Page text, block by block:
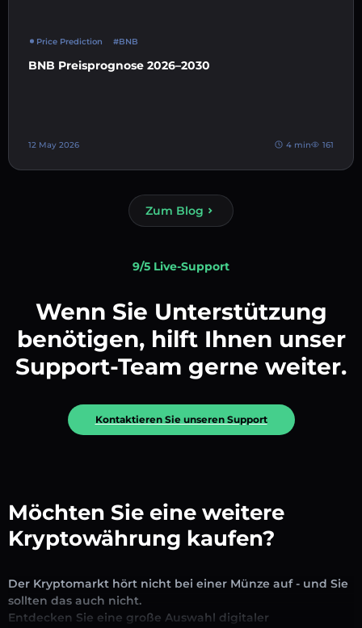
Price Prediction #BNB
BNB Preisprognose 2026–2030
12 May 2026 4 min 161
Zum Blog
9/5 Live-Support
Wenn Sie Unterstützung
benötigen, hilft Ihnen unser
Support-Team gerne weiter.
Kontaktieren Sie unseren Support
Möchten Sie eine weitere
Kryptowährung kaufen?
Der Kryptomarkt hört nicht bei einer Münze auf - und Sie
sollten das auch nicht.
Entdecken Sie eine große Auswahl digitaler